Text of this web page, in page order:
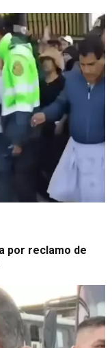
por reclamo de